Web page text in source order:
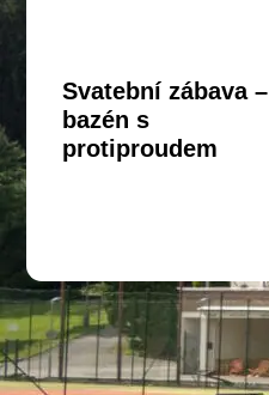
Svatební zábava –
bazén s
protiproudem